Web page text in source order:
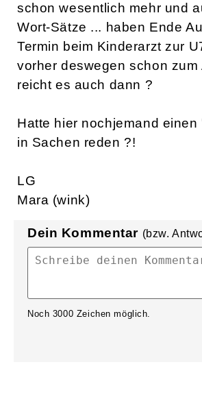
schon wesentlich mehr und
Wort-Sätze ... haben Ende
Termin beim Kinderarzt zur
vorher deswegen schon zum
reicht es auch dann ?
Hatte hier nochjemand einen
in Sachen reden ?!
LG
Mara (wink)
Dein Kommentar (bzw.
Noch 3000 Zeichen möglich.